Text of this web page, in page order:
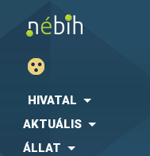
HIVATAL
AKTUÁLIS
ÁLLAT